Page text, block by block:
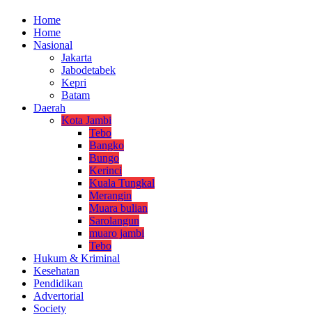
Home
Home
Nasional
Jakarta
Jabodetabek
Kepri
Batam
Daerah
Kota Jambi
Tebo
Bangko
Bungo
Kerinci
Kuala Tungkal
Merangin
Muara bulian
Sarolangun
muaro jambi
Tebo
Hukum & Kriminal
Kesehatan
Pendidikan
Advertorial
Society